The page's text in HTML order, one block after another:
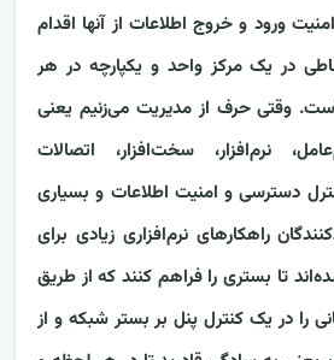
ورود و خروج اطلاعات از آنها اقدام
در یک مرکز واحد و یکپارچه در هر
وقتی حرف از مدیریت می‌زنیم یعنی
نرم‌افزار، سخت‌افزار، اتصالات
دسترسی و امنیت اطلاعات و بسیاری
راهکارهای نرم‌افزاری زیادی برای
تا بستری را فراهم کنند که از طریق
را در یک کنترل پنل بر بستر شبکه و از